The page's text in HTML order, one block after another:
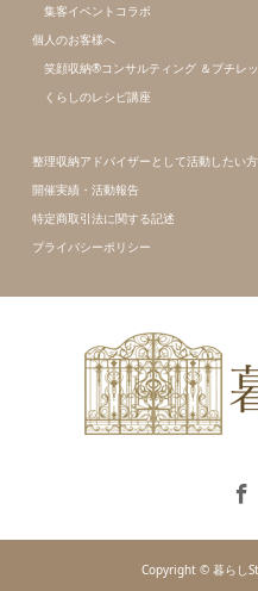
集客イベントコラボ
個人のお客様へ
笑顔収納®コンサルティング ＆プチレ
くらしのレシピ講座
整理収納アドバイザーとして活動したい
開催実績・活動報告
特定商取引法に関する記述
プライバシーポリシー
Copyright © 暮らし